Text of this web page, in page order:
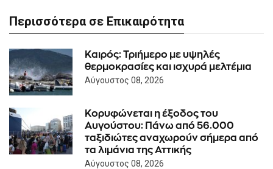
Περισσότερα σε Επικαιρότητα
Καιρός: Τριήμερο με υψηλές
θερμοκρασίες και ισχυρά μελτέμια
Αύγουστος 08, 2026
Κορυφώνεται η έξοδος του
Αυγούστου: Πάνω από 56.000
ταξιδιώτες αναχωρούν σήμερα από
τα λιμάνια της Αττικής
Αύγουστος 08, 2026